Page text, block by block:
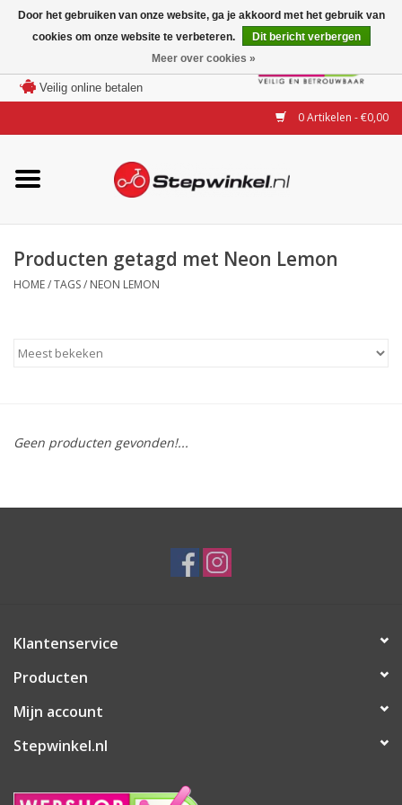
Veilig online betalen
0 Artikelen - €0,00
Merken
Modellen
Accessoires
Steps huren of uitproberen
Producten getagd met Neon Lemon
HOME/TAGS/ NEON LEMON
Geen producten gevonden!...
Klantenservice
Producten
Mijn account
Stepwinkel.nl
Door het gebruiken van onze website, ga je akkoord met het gebruik van
cookies om onze website te verbeteren.
Dit bericht verbergen
Meer over cookies »